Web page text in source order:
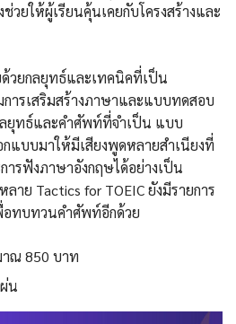
วยให้ผู้เรียนคุ้นเคยกับโครงสร้างและ
วยกลยุทธ์และเทคนิคที่เป็น
ารเสริมสร้างภาษาและแบบทดสอบ
ลยุทธ์และคำศัพท์ที่จำเป็น แบบ
แบบมาให้มีเสียงพูดหลายสำเนียงที่
รฟังภาษาอังกฤษได้อย่างเป็น
าย Tactics for TOEIC ยังมีรายการ
ทบทวนคำศัพท์อีกด้วย
าณ 850 บาท
น